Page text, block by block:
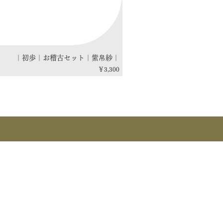
｜初歩｜お稽古セット｜紫帛紗｜
価格
￥3,300